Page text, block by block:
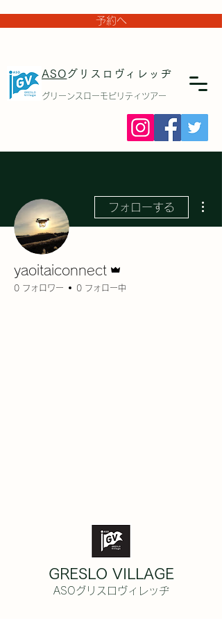
ASOグリスロヴィレッヂ
グリーンスローモビリティツアー
予約へ
フォローする
yaoitaiconnect
0 フォロワー 0 フォロー中
GRESLO VILLAGE
ASOグリスロヴィレッヂ